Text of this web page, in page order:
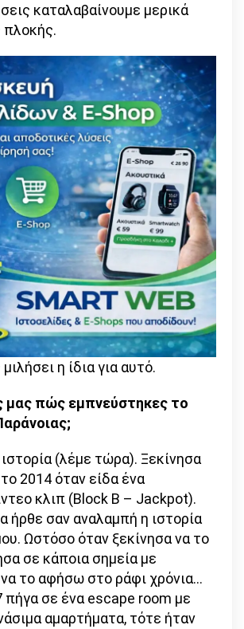
καταλαβαίνουμε μερικά
πλοκής.
η ίδια για αυτό.
μας πώς εμπνεύστηκες το
ιστορία (λέμε τώρα). Ξεκίνησα
2014 όταν είδα ένα
κλιπ (Block B – Jackpot).
ήρθε σαν αναλαμπή η ιστορία
Ωστόσο όταν ξεκίνησα να το
σε κάποια σημεία με
το αφήσω στο ράφι χρόνια…
πήγα σε ένα escape room με
αμαρτήματα, τότε ήταν